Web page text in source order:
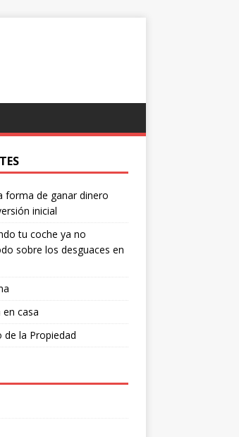
forma de ganar dinero
inicial
tu coche ya no
sobre los desguaces en
en casa
de la Propiedad